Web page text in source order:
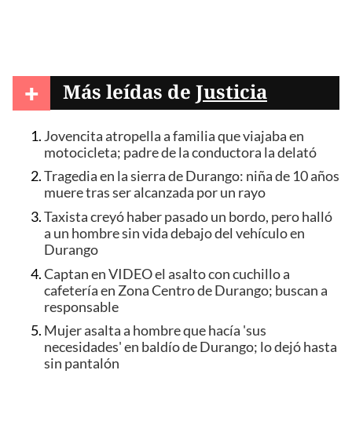
+ Más leídas de Justicia
Jovencita atropella a familia que viajaba en
motocicleta; padre de la conductora la delató
Tragedia en la sierra de Durango: niña de 10 años
muere tras ser alcanzada por un rayo
Taxista creyó haber pasado un bordo, pero halló
a un hombre sin vida debajo del vehículo en
Durango
Captan en VIDEO el asalto con cuchillo a
cafetería en Zona Centro de Durango; buscan a
responsable
Mujer asalta a hombre que hacía 'sus
necesidades' en baldío de Durango; lo dejó hasta
sin pantalón